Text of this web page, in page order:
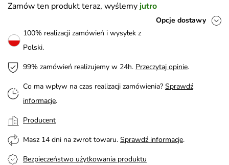
Zamów ten produkt teraz, wyślemy jutro
Opcje dostawy
100% realizacji zamówień i wysyłek z
Polski.
99% zamówień realizujemy w 24h. Przeczytaj opinie.
Co ma wpływ na czas realizacji zamówienia? Sprawdź
informacje.
Producent
Masz 14 dni na zwrot towaru. Sprawdź informacje.
Bezpieczeństwo użytkowania produktu